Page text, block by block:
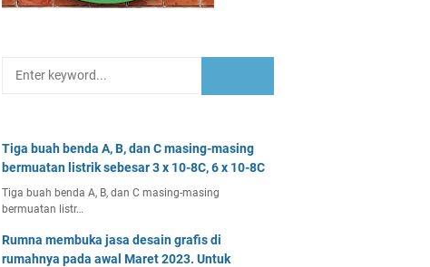
Tiga buah benda A, B, dan C masing-masing
bermuatan listrik sebesar 3 x 10-8C, 6 x 10-8C
Tiga buah benda A, B, dan C masing-masing
bermuatan listr…
Rumna membuka jasa desain grafis di
rumahnya pada awal Maret 2023. Untuk